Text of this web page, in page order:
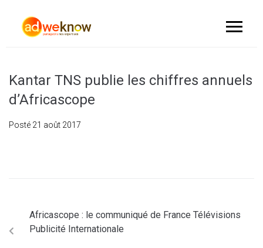
Kantar TNS publie les chiffres annuels
d’Africascope
Posté 21 août 2017
Africascope : le communiqué de France Télévisions
Publicité Internationale